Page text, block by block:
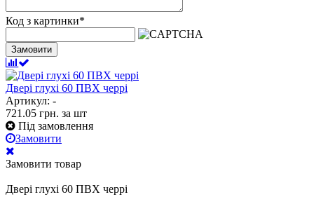
Код з картинки*
Замовити
Двері глухі 60 ПВХ черрі
Артикул: -
721.05 грн. за шт
Під замовлення
Замовити
Замовити товар
Двері глухі 60 ПВХ черрі